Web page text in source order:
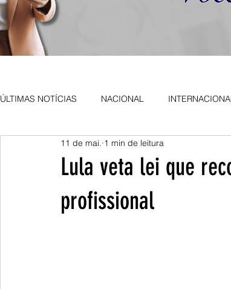
ÚLTIMAS NOTÍCIAS NACIONAL
AGRO NEWS DESTAQUE
Lula veta lei que
profissional
11 de mai. 1 min de leitura